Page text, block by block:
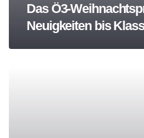
Das Ö3-
Neuigkeiten bis